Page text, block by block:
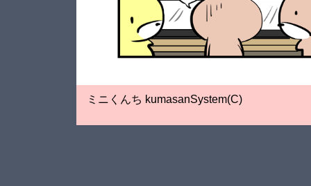
ミニくんち kumasanSystem(C)